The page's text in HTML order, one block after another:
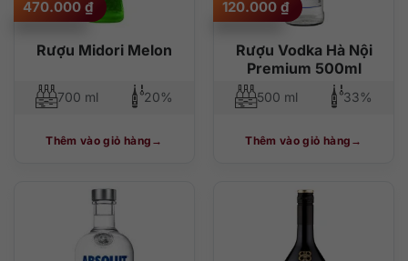
Rượu Midori Melon
470.000 ₫
700 ml 20%
Thêm vào giỏ hàng
Rượu Vodka Hà Nội
Premium 500ml
120.000 ₫
500 ml 33%
Thêm vào giỏ hàng